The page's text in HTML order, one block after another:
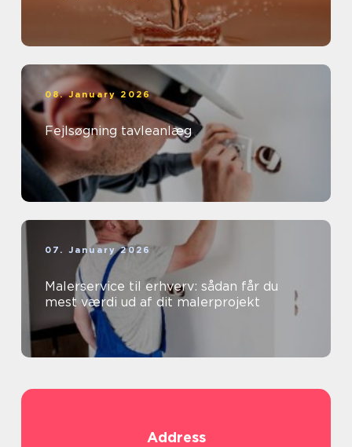
08. January 2026
Fejlsøgning tavleanlæg
07. January 2026
Malerservice til erhverv: sådan får du
mest værdi ud af dit malerprojekt
Address